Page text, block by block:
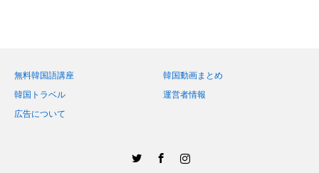
無料韓国語講座
韓国動画まとめ
韓国トラベル
運営者情報
広告について